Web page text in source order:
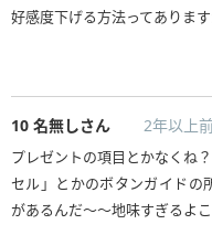
好感度下げる方法ってあります
10 名無しさん 2年以上
プレゼントの項目とかなくね
セル」とかのボタンガイドの
があるんだ〜〜地味すぎるよ